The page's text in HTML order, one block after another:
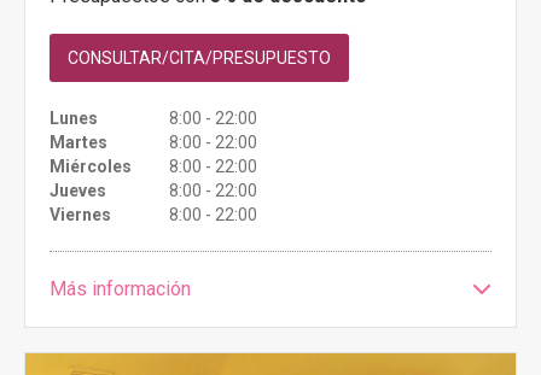
CONSULTAR/CITA/PRESUPUESTO
Lunes
8:00 - 22:00
Martes
8:00 - 22:00
Miércoles
8:00 - 22:00
Jueves
8:00 - 22:00
Viernes
8:00 - 22:00
Más información